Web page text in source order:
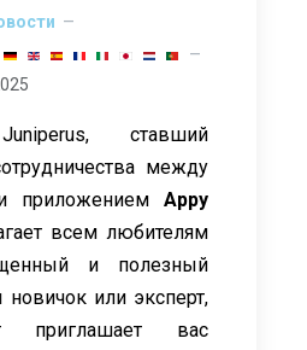
ставший
между
Appy
всем любителям
и полезный
или эксперт,
приглашает вас